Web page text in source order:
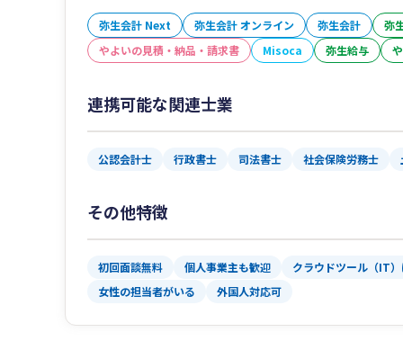
弥生会計 Next 弥生会計 オンライン 弥生会計
弥
やよいの見積・納品・請求書
Misoca 弥生給与
連携可能な関連士業
公認会計士 行政書士 司法書士 社会保険労務士
その他特徴
初回面談無料 個人事業主も歓迎
クラウドツール（IT
女性の担当者がいる
外国人対応可